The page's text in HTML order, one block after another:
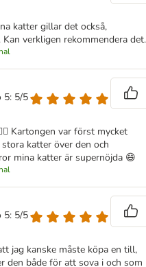
katter gillar det också,
verkligen rekommendera det.
5: 5/5
Kartongen var först mycket
katter över den och
mina katter är supernöjda 😄
5: 5/5
jag kanske måste köpa en till,
den både för att sova i och som